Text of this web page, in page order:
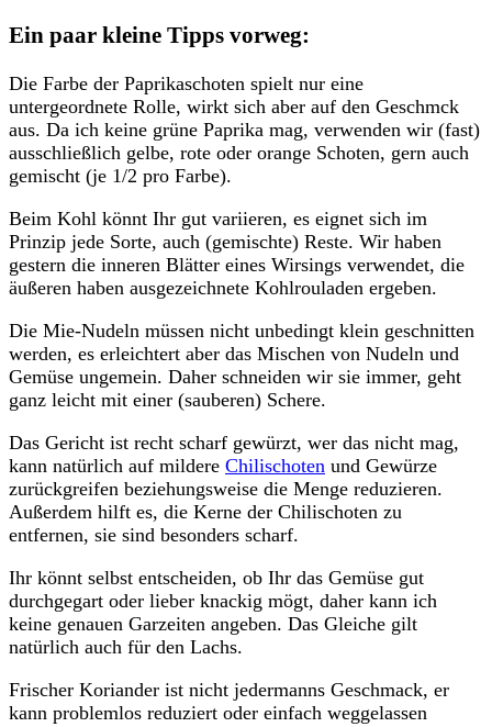
Ein paar kleine Tipps vorweg:
Die Farbe der Paprikaschoten spielt nur eine
untergeordnete Rolle, wirkt sich aber auf den Geschmck
aus. Da ich keine grüne Paprika mag, verwenden wir (fast)
ausschließlich gelbe, rote oder orange Schoten, gern auch
gemischt (je 1/2 pro Farbe).
Beim Kohl könnt Ihr gut variieren, es eignet sich im
Prinzip jede Sorte, auch (gemischte) Reste. Wir haben
gestern die inneren Blätter eines Wirsings verwendet, die
äußeren haben ausgezeichnete Kohlrouladen ergeben.
Die Mie-Nudeln müssen nicht unbedingt klein geschnitten
werden, es erleichtert aber das Mischen von Nudeln und
Gemüse ungemein. Daher schneiden wir sie immer, geht
ganz leicht mit einer (sauberen) Schere.
Das Gericht ist recht scharf gewürzt, wer das nicht mag,
kann natürlich auf mildere Chilischoten und Gewürze
zurückgreifen beziehungsweise die Menge reduzieren.
Außerdem hilft es, die Kerne der Chilischoten zu
entfernen, sie sind besonders scharf.
Ihr könnt selbst entscheiden, ob Ihr das Gemüse gut
durchgegart oder lieber knackig mögt, daher kann ich
keine genauen Garzeiten angeben. Das Gleiche gilt
natürlich auch für den Lachs.
Frischer Koriander ist nicht jedermanns Geschmack, er
kann problemlos reduziert oder einfach weggelassen